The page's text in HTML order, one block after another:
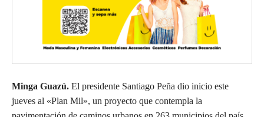
Minga Guazú. El presidente Santiago Peña dio inicio este
jueves al «Plan Mil», un proyecto que contempla la